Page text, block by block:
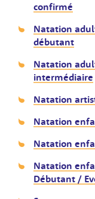
confirmé
Natation
débutant
Natation
intermédiaire
Natation
Natation
Natation
Natation
Débutant /